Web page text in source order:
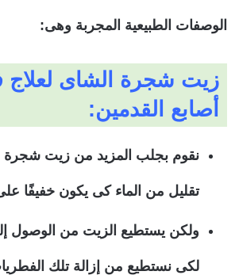
الوصفات الطبيعية المجربة وهى:
زيت شجرة الشاى لعلاج
أصابع القدمين:
نقوم بجلب المزيد من زيت
تقليل من الماء كى يكون خفيفًا
ولكن يستطيع الزيت من الوصول
لكى نستطيع من إزالة تلك